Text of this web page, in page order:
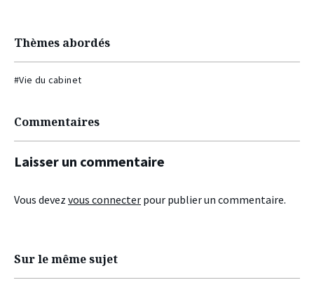
Thèmes abordés
#Vie du cabinet
Commentaires
Laisser un commentaire
Vous devez vous connecter pour publier un commentaire.
Sur le même sujet